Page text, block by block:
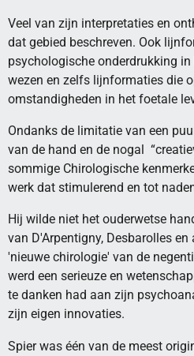
Veel van zijn interpretaties en
dat gebied beschreven. Ook
psychologische onderdrukking in
wezen en zelfs lijnformaties die
omstandigheden in het foetale
Ondanks de limitatie van een
van de hand en de nogal
sommige Chirologische
werk dat stimulerend en tot
Hij wilde niet het ouderwetse
van D'Arpentigny, Desbarolles
'nieuwe chirologie' van de
werd een serieuze en
te danken had aan zijn
zijn eigen innovaties.
Spier was één van de meest